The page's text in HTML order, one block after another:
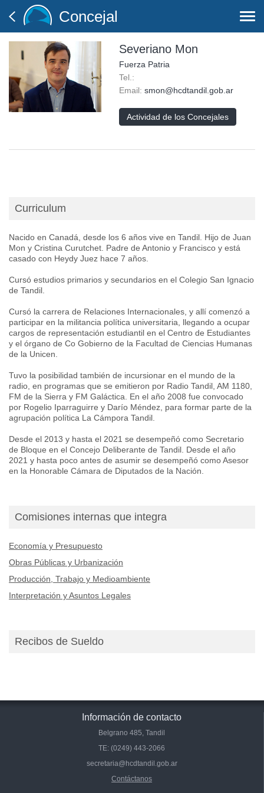
Concejal
Severiano Mon
Fuerza Patria
Tel.:
Email: smon@hcdtandil.gob.ar
Actividad de los Concejales
Curriculum
Nacido en Canadá, desde los 6 años vive en Tandil. Hijo de Juan
Mon y Cristina Curutchet. Padre de Antonio y Francisco y está
casado con Heydy Juez hace 7 años.
Cursó estudios primarios y secundarios en el Colegio San Ignacio
de Tandil.
Cursó la carrera de Relaciones Internacionales, y allí comenzó a
participar en la militancia política universitaria, llegando a ocupar
cargos de representación estudiantil en el Centro de Estudiantes
y el órgano de Co Gobierno de la Facultad de Ciencias Humanas
de la Unicen.
Tuvo la posibilidad también de incursionar en el mundo de la
radio, en programas que se emitieron por Radio Tandil, AM 1180,
FM de la Sierra y FM Galáctica. En el año 2008 fue convocado
por Rogelio Iparraguirre y Darío Méndez, para formar parte de la
agrupación política La Cámpora Tandil.
Desde el 2013 y hasta el 2021 se desempeñó como Secretario
de Bloque en el Concejo Deliberante de Tandil. Desde el año
2021 y hasta poco antes de asumir se desempeñó como Asesor
en la Honorable Cámara de Diputados de la Nación.
Comisiones internas que integra
Economía y Presupuesto
Obras Públicas y Urbanización
Producción, Trabajo y Medioambiente
Interpretación y Asuntos Legales
Recibos de Sueldo
Información de contacto
Belgrano 485, Tandil
TE: (0249) 443-2066
secretaria@hcdtandil.gob.ar
Contáctanos